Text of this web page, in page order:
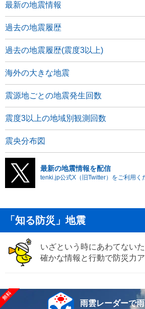
最新の地震情報
過去の地震履歴
過去の地震履歴(震度3以上)
海外の大きな地震
震源地ごとの地震発生回数
震度3以上の地域別観測回数
震央分布図
最新の地震情報を配信
tenki.jp公式X（旧Twitter）をご利用く
「知る防災」地震
いざという時にあわてない
確かな情報と行動で防災力
雨雲レーダーで雨